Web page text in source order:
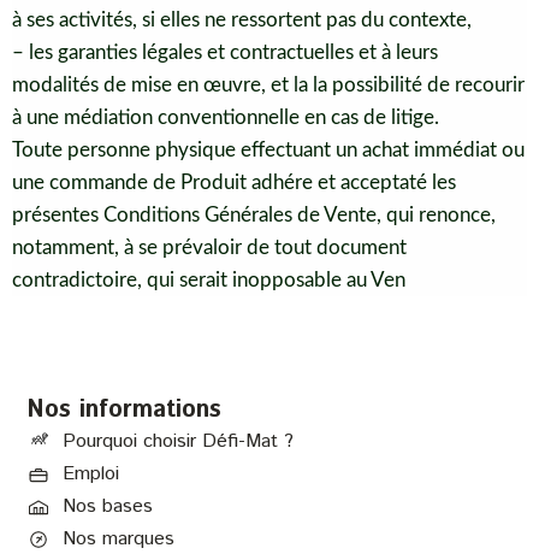
à ses activités, si elles ne ressortent pas du contexte,
– les garanties légales et contractuelles et à leurs
modalités de mise en œuvre, et la la possibilité de recourir
à une médiation conventionnelle en cas de litige.
Toute personne physique effectuant un achat immédiat ou
une commande de Produit adhére et acceptaté les
présentes Conditions Générales de Vente, qui renonce,
notamment, à se prévaloir de tout document
contradictoire, qui serait inopposable au Ven
Nos informations
Pourquoi choisir Défi-Mat ?
Emploi
Nos bases
Nos marques